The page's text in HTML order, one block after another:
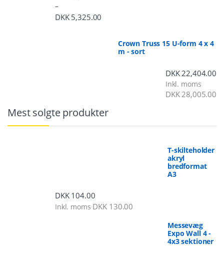
–
DKK5,325.00
Crown Truss 15 U-form 4 x 4
m - sort
DKK22,404.00
Inkl. moms
DKK28,005.00
Mest solgte produkter
T-skilteholder
akryl
bredformat
A3
DKK104.00
Inkl. moms DKK 130.00
Messevæg
Expo Wall 4 -
4x3 sektioner